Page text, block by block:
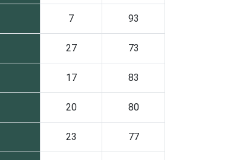
7 93
27 73
17 83
20 80
23 77